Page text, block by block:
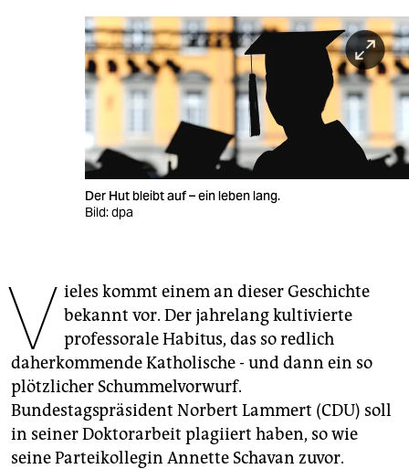
wahrheit
veranstaltungen
unterstützen
abo
genossenschaft
epaper login
Der Hut bleibt auf – ein leben lang.
Bild: dpa
V ieles kommt einem an dieser Geschichte
bekannt vor. Der jahrelang kultivierte
professorale Habitus, das so redlich
daherkommende Katholische - und dann ein so
plötzlicher Schummelvorwurf.
Bundestagspräsident Norbert Lammert (CDU) soll
in seiner Doktorarbeit plagiiert haben, so wie
seine Parteikollegin Annette Schavan zuvor.